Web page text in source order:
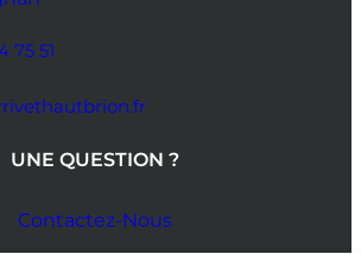
75 51
UNE QUESTION ?
Contactez-Nous